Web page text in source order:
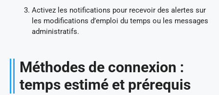
Activez les notifications pour recevoir des alertes sur
les modifications d’emploi du temps ou les messages
administratifs.
Méthodes de connexion :
temps estimé et prérequis